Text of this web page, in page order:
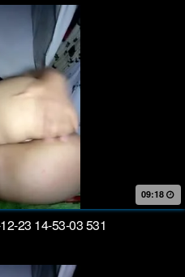
09:18
23 14-53-03 531